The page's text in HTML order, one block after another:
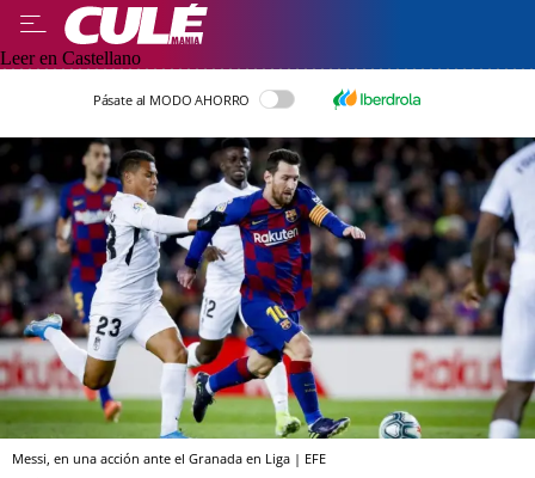
Leer en Castellano
Pásate al MODO AHORRO
Messi, en una acción ante el Granada en Liga | EFE